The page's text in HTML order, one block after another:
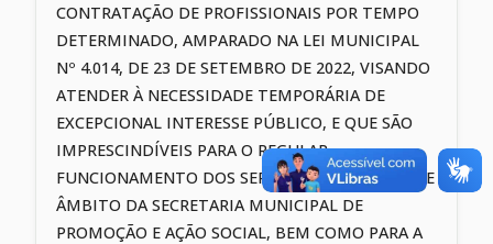
CONTRATAÇÃO DE PROFISSIONAIS POR TEMPO
DETERMINADO, AMPARADO NA LEI MUNICIPAL
Nº 4.014, DE 23 DE SETEMBRO DE 2022, VISANDO
ATENDER À NECESSIDADE TEMPORÁRIA DE
EXCEPCIONAL INTERESSE PÚBLICO, E QUE SÃO
IMPRESCINDÍVEIS PARA O REGULAR
FUNCIONAMENTO DOS SERVIÇOS PRESTADOS DE
ÂMBITO DA SECRETARIA MUNICIPAL DE
PROMOÇÃO E AÇÃO SOCIAL, BEM COMO PARA A